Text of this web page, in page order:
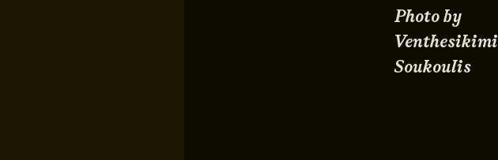
Photo by
Venthesikimi
Soukoulis